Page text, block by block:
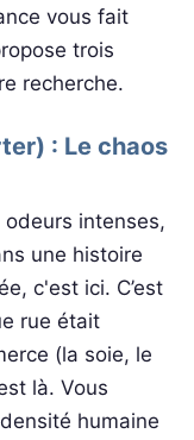
vous fait
trois
recherche.
: Le chaos
intenses,
une histoire
c'est ici. C’est
rue était
(la soie, le
là. Vous
humaine